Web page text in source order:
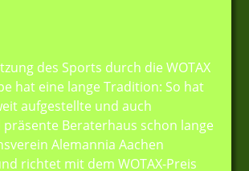
des Sports durch die WOTAX
hat eine lange Tradition: So hat
aufgestellte und auch
Beraterhaus schon lange
Alemannia Aachen
richtet mit dem WOTAX-Preis